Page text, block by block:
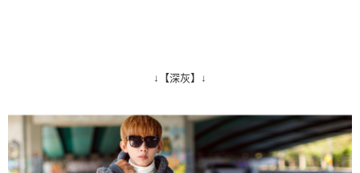
↓【深灰】↓